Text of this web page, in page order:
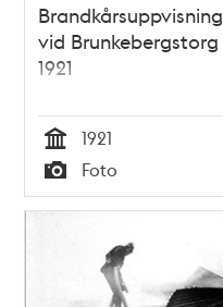
Brandkårsuppvisning
vid Brunkebergstorg
1921
Tid
1921
Typ
Foto